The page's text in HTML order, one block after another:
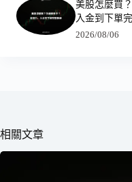
美股怎麼買
入金到下單
2026/08/06
相關文章